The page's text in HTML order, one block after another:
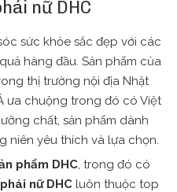
nữ DHC
sức khỏe sắc đẹp với các
hàng đầu. Sản phẩm của
thị trường nội địa Nhật
ưa chuộng trong đó có Việt
chất, sản phẩm dành
niên yêu thích và lựa chọn.
phẩm DHC, trong đó có
nữ DHC luôn thuộc top